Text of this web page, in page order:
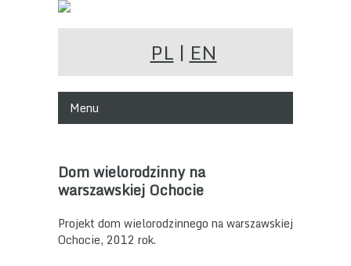
PL | EN
Menu
Dom wielorodzinny na
warszawskiej Ochocie
Projekt dom wielorodzinnego na warszawskiej
Ochocie, 2012 rok.